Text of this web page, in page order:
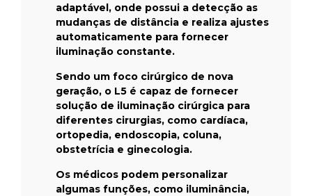
adaptável, onde possui a detecção as
mudanças de distância e realiza ajustes
automaticamente para fornecer
iluminação constante.
Sendo um foco cirúrgico de nova
geração, o L5 é capaz de fornecer
solução de iluminação cirúrgica para
diferentes cirurgias, como cardíaca,
ortopedia, endoscopia, coluna,
obstetrícia e ginecologia.
Os médicos podem personalizar
algumas funções, como iluminância,